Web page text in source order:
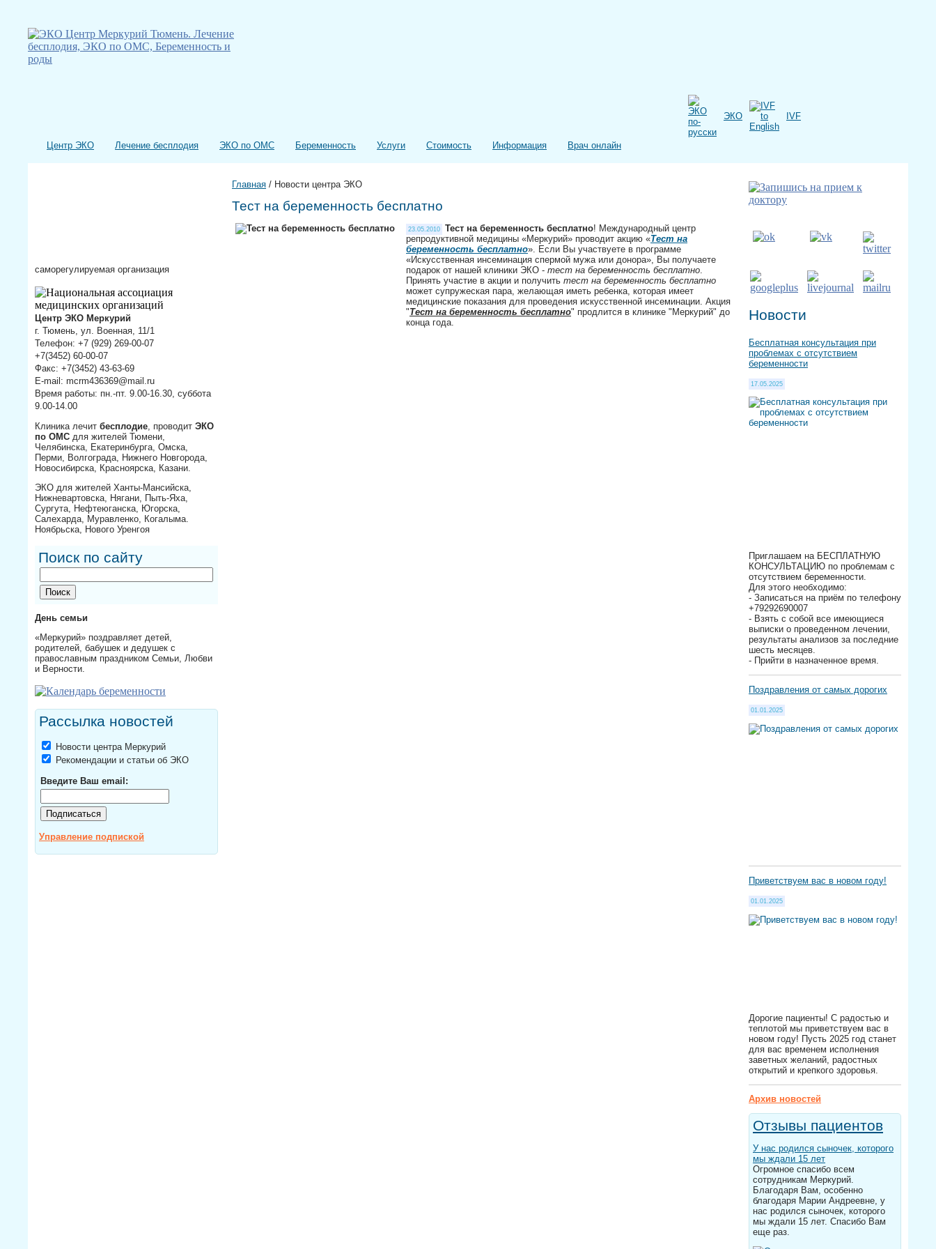
ЭКО IVF
Центр ЭКО Лечение бесплодия ЭКО по ОМС Беременность Услуги Стоимость Информация Врач онлайн
саморегулируемая организация
Центр ЭКО Меркурий
г. Тюмень, ул. Военная, 11/1
Телефон: +7 (929) 269-00-07
+7(3452) 60-00-07
Факс: +7(3452) 43-63-69
E-mail: mcrm436369@mail.ru
Время работы: пн.-пт. 9.00-16.30, суббота
9.00-14.00
Клиника лечит бесплодие , проводит ЭКО
по ОМС для жителей Тюмени,
Челябинска, Екатеринбурга, Омска,
Перми, Волгограда, Нижнего Новгорода,
Новосибирска, Красноярска, Казани.
ЭКО для жителей Ханты-Мансийска,
Нижневартовска, Нягани, Пыть-Яха,
Сургута, Нефтеюганска, Югорска,
Салехарда, Муравленко, Когалыма.
Ноябрьска, Нового Уренгоя
Поиск по сайту
День семьи
«Меркурий» поздравляет детей,
родителей, бабушек и дедушек с
православным праздником Семьи, Любви
и Верности.
Рассылка новостей
Новости центра Меркурий
Рекомендации и статьи об ЭКО
Введите Ваш email:
Управление подпиской
Главная / Новости центра ЭКО
Тест на беременность бесплатно
23.05.2010 Тест на беременность бесплатно! Международный центр
репродуктивной медицины «Меркурий» проводит акцию «Тест на
беременность бесплатно». Если Вы участвуете в программе
«Искусственная инсеминация спермой мужа или донора», Вы получаете
подарок от нашей клиники ЭКО - тест на беременность бесплатно
Принять участие в акции и получить тест на беременность бесплатно
может супружеская пара, желающая иметь ребенка, которая имеет
медицинские показания для проведения искусственной инсеминации. Акция
"Тест на беременность бесплатно" продлится в клинике "Меркурий" до
конца года.
Новости
Бесплатная консультация при
проблемах с отсутствием
беременности
17.05.2025
Приглашаем на БЕСПЛАТНУЮ
КОНСУЛЬТАЦИЮ по проблемам с
отсутствием беременности.
Для этого необходимо:
- Записаться на приём по телефону
+79292690007
- Взять с собой все имеющиеся
выписки о проведенном лечении,
результаты анализов за последние
шесть месяцев.
- Прийти в назначенное время.
Поздравления от самых дорогих
01.01.2025
Приветствуем вас в новом году!
01.01.2025
Дорогие пациенты! С радостью и
теплотой мы приветствуем вас в
новом году! Пусть 2025 год станет
для вас временем исполнения
заветных желаний, радостных
открытий и крепкого здоровья.
Архив новостей
Отзывы пациентов
У нас родился сыночек, которого
мы ждали 15 лет
Огромное спасибо всем
сотрудникам Меркурий.
Благодаря Вам, особенно
благодаря Марии Андреевне, у
нас родился сыночек, которого
мы ждали 15 лет. Спасибо Вам
еще раз.